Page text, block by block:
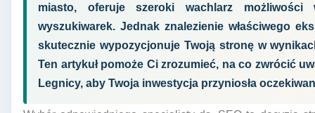
miasto, oferuje szeroki wachlarz
wyszukiwarek. Jednak znalezienie właściwego
skutecznie wypozycjonuje Twoją stronę w
Ten artykuł pomoże Ci zrozumieć, na co zwrócić
Legnicy, aby Twoja inwestycja przyniosła